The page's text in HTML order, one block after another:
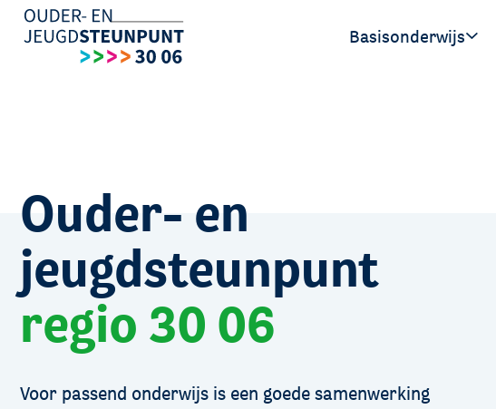
Basisonderwijs
Ouder- en
jeugdsteunpunt
regio 30 06
Voor passend onderwijs is een goede samenwerking